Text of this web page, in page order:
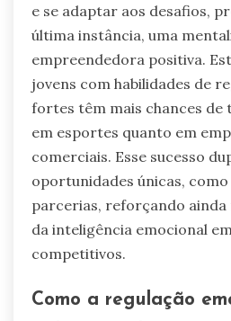
e se adaptar aos desafios,
última instância, uma
empreendedora positiva.
jovens com habilidades de
fortes têm mais chances de
em esportes quanto em
comerciais. Esse sucesso
oportunidades únicas,
parcerias, reforçando
da inteligência emocional
competitivos.
Como a regulação